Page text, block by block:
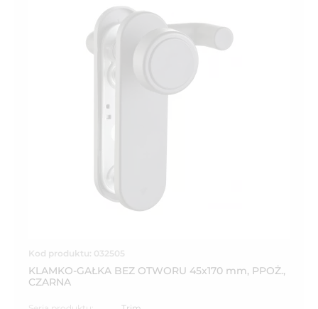
Kod produktu: 032505
KLAMKO-GAŁKA BEZ OTWORU 45x170 mm, PPOŻ.,
CZARNA